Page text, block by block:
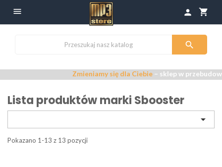
 shopping_cart
person

Zmieniamy się dla Ciebie– sklep w przebudowie –
Lista produktów marki Sbooster

Pokazano 1-13 z 13 pozycji